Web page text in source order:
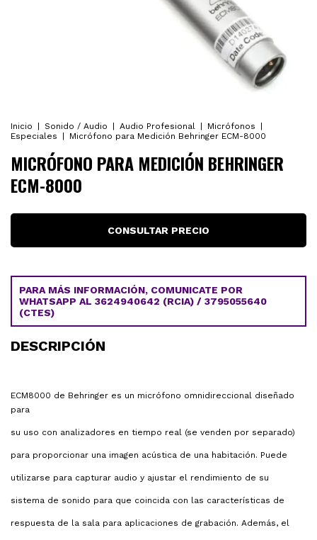
Inicio Sonido / Audio Audio Profesional Micrófonos
Especiales
Micrófono para Medición Behringer ECM-8000
MICRÓFONO PARA MEDICIÓN BEHRINGER
ECM-8000
PARA MÁS INFORMACIÓN, COMUNICATE POR
WHATSAPP AL 3624940642 (RCIA) / 3795055640
(CTES)
DESCRIPCIÓN
ECM8000 de Behringer es un micrófono omnidireccional diseñado
para
su uso con analizadores en tiempo real (se venden por separado)
para proporcionar una imagen acústica de una habitación. Puede
utilizarse para capturar audio y ajustar el rendimiento de su
sistema de sonido para que coincida con las características de
respuesta de la sala para aplicaciones de grabación. Además, el